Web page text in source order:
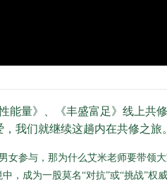
能量》、《丰盛富足》线上
我们就继续这趟内在共修之旅。
女参与，那为什么艾米老师要带
，成为一股莫名“对抗”或“挑战”